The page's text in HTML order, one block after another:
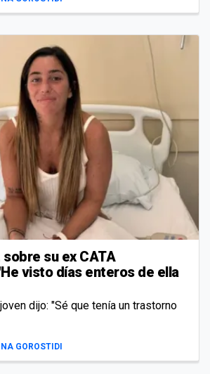
sobre su ex CATA
visto días enteros de ella
dijo: "Sé que tenía un trastorno
GOROSTIDI